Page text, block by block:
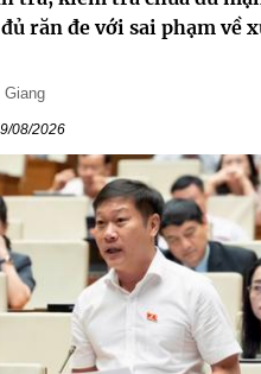
răn đe với sai phạm về
Giang
08/2026